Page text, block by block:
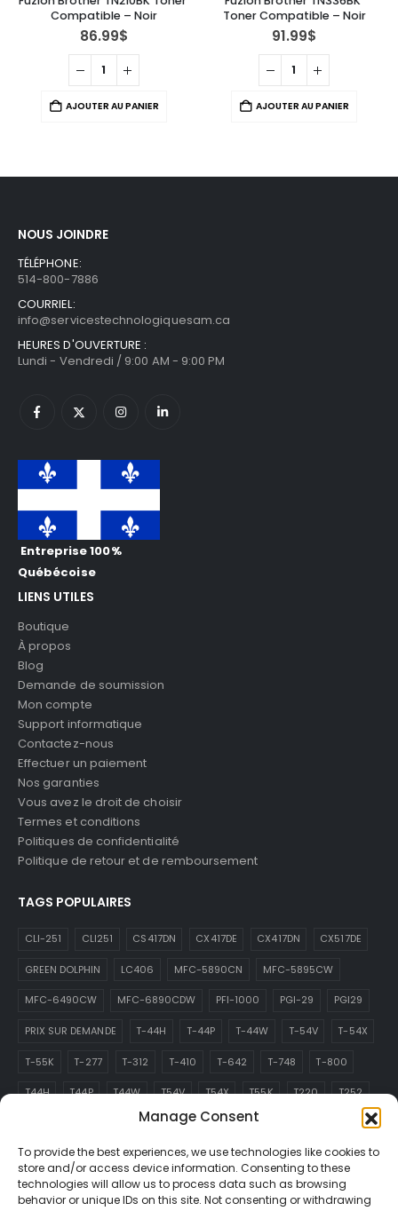
Manage Consent
To provide the best experiences, we use technologies like cookies to
store and/or access device information. Consenting to these
technologies will allow us to process data such as browsing
behavior or unique IDs on this site. Not consenting or withdrawing
Compatible – Noir
86.99$
AJOUTER AU PANIER
Toner Compatible – Noir
91.99$
AJOUTER AU PANIER
NOUS JOINDRE
TÉLÉPHONE:
514-800-7886
COURRIEL:
info@servicestechnologiquesam.ca
HEURES D'OUVERTURE :
Lundi - Vendredi / 9:00 AM - 9:00 PM
Entreprise 100%
Québécoise
LIENS UTILES
Boutique
À propos
Blog
Demande de soumission
Mon compte
Support informatique
Contactez-nous
Effectuer un paiement
Nos garanties
Vous avez le droit de choisir
Termes et conditions
Politiques de confidentialité
Politique de retour et de remboursement
TAGS POPULAIRES
CLI-251 CLI251 CS417DN CX417DE CX417DN CX517DE
GREEN DOLPHIN LC406 MFC-5890CN MFC-5895CW
MFC-6490CW MFC-6890CDW PFI-1000 PGI-29 PGI29
PRIX SUR DEMANDE T-44H T-44P T-44W T-54V T-54X
T-55K T-277 T-312 T-410 T-642 T-748 T-800
T44H T44P T44W T54V T54X T55K T220 T252
T410 T642 T748
TN-229
ABONNEZ-VOUS À L’INFOLETTRE